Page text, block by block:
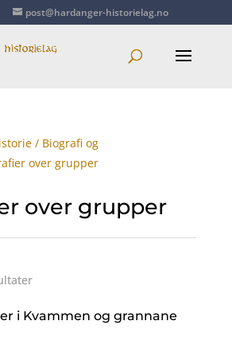
post@hardanger-historielag.no
/ Biografi og
over grupper
over grupper
i Kvammen og grannane